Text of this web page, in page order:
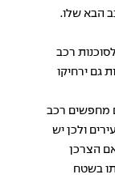
הבא שלו.
רכב
גם ירחיקו
מחפשים רכב
ולכן יש
הצרכן
בשטח